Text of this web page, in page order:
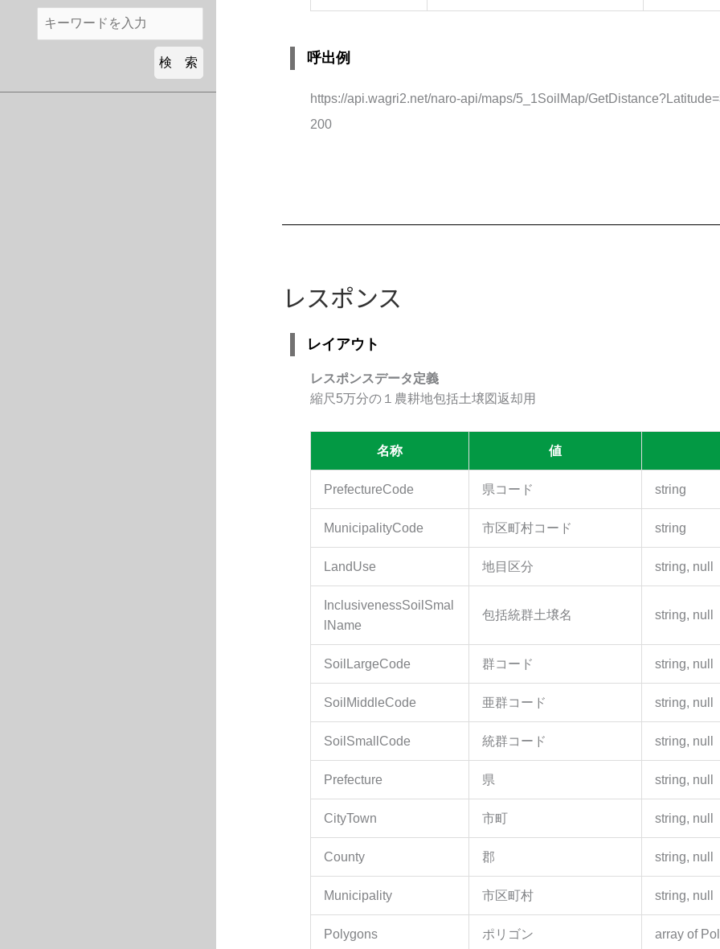
呼出例
https://api.wagri2.net/naro-api/maps/5_1SoilMap/
200
レスポンス
レイアウト
レスポンスデータ定義
縮尺5万分の１農耕地包括土壌図返却用
名称 値
PrefectureCode 県コード string
MunicipalityCode 市区町村コード string
LandUse 地目区分 string, null
InclusivenessSoilSmal
lName
包括統群土壌名 string, null
SoilLargeCode 群コード string, null
SoilMiddleCode 亜群コード string, null
SoilSmallCode 統群コード string, null
Prefecture 県 string, null
CityTown 市町 string, null
County 郡 string, null
Municipality 市区町村 string, null
Polygons ポリゴン array of